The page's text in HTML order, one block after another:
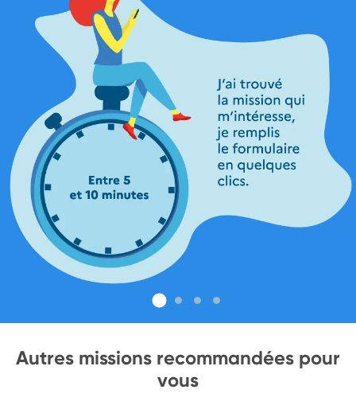
Autres missions recommandées pour
vous